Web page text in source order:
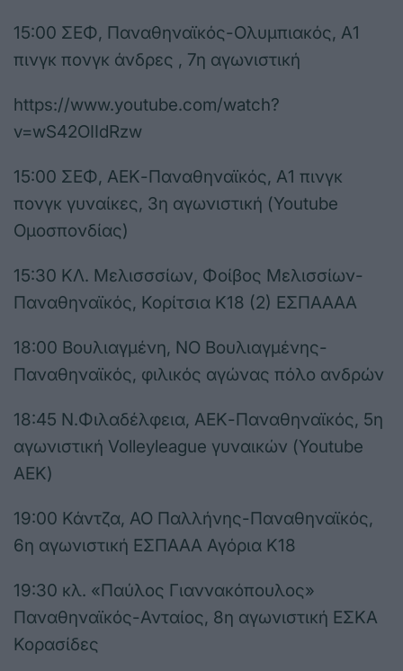
15:00 ΣΕΦ, Παναθηναϊκός-Ολυμπιακός, Α1
πινγκ πονγκ άνδρες , 7η αγωνιστική
https://www.youtube.com/watch?
v=wS42OIIdRzw
15:00 ΣΕΦ, ΑΕΚ-Παναθηναϊκός, Α1 πινγκ
πονγκ γυναίκες, 3η αγωνιστική (Youtube
Ομοσπονδίας)
15:30 ΚΛ. Μελισσσίων, Φοίβος Μελισσίων-
Παναθηναϊκός, Κορίτσια Κ18 (2) ΕΣΠΑΑΑΑ
18:00 Βουλιαγμένη, ΝΟ Βουλιαγμένης-
Παναθηναϊκός, φιλικός αγώνας πόλο ανδρών
18:45 Ν.Φιλαδέλφεια, ΑΕΚ-Παναθηναϊκός, 5η
αγωνιστική Volleyleague γυναικών (Youtube
ΑΕΚ)
19:00 Κάντζα, ΑΟ Παλλήνης-Παναθηναϊκός,
6η αγωνιστική ΕΣΠΑΑΑ Αγόρια Κ18
19:30 κλ. «Παύλος Γιαννακόπουλος»
Παναθηναϊκός-Ανταίος, 8η αγωνιστική ΕΣΚΑ
Κορασίδες